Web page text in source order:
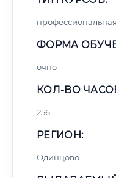
ФОРМА
очно
КОЛ-ВО
256
РЕГИОН:
Одинцово